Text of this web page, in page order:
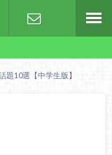
題10選【中学生版】